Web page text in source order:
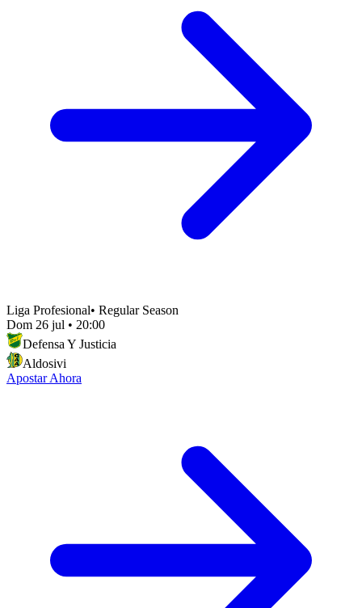
Liga Profesional• Regular Season
Dom 26 jul • 20:00
Defensa Y Justicia
Aldosivi
Apostar Ahora